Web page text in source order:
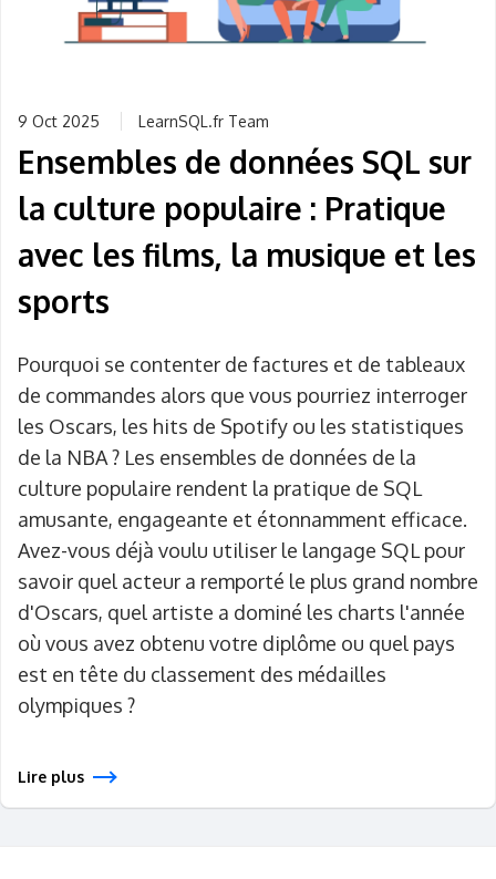
9 Oct 2025 LearnSQL.fr Team
Ensembles de données SQL sur
la culture populaire : Pratique
avec les films, la musique et les
sports
Pourquoi se contenter de factures et de tableaux
de commandes alors que vous pourriez interroger
les Oscars, les hits de Spotify ou les statistiques
de la NBA ? Les ensembles de données de la
culture populaire rendent la pratique de SQL
amusante, engageante et étonnamment efficace.
Avez-vous déjà voulu utiliser le langage SQL pour
savoir quel acteur a remporté le plus grand nombre
d'Oscars, quel artiste a dominé les charts l'année
où vous avez obtenu votre diplôme ou quel pays
est en tête du classement des médailles
olympiques ?
Lire plus